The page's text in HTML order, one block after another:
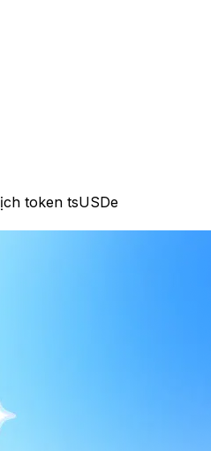
token tsUSDe